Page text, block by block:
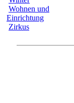
Wohnen und
Einrichtung
Zirkus